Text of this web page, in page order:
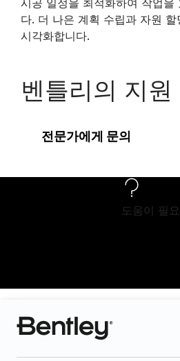
다. 더 나은 계획 수립과 자원
시각화합니다.
벤틀리의 지원
전문가에게 문의
도움이 필